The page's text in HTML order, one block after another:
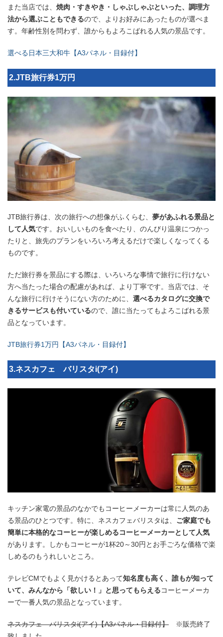
また当店では、 焼肉・すきやき・しゃぶしゃぶといった、調理方
法から選ぶこともできるので、よりお好みにあったものが選べま
す。年齢性別を問わず、誰からもよろこばれる人気の景品です。
選べる日本三大和牛【A3パネル・目録付】
2.JTB旅行券1万円
JTB旅行券は、次の旅行への想像がふくらむ、 夢があふれる景品と
して人気です。おいしいものを食べたり、のんびり温泉につかっ
たりと、旅先のプランをいろいろ考えるだけで楽しくなってくる
ものです。
ただ旅行券を景品にする際は、いろいろな事情で旅行に行けない
方へ当たった場合の配慮があれば、より丁寧です。当店では、そ
んな旅行に行けそうにない方のために、 選べるカタログに交換で
きるサービスも付いているので、誰に当たってもよろこばれる景
品となっています。
JTB旅行券1万円【A3パネル・目録付】
3.ネスカフェ バリスタi(アイ)
キッチン家電の景品のなかでもコーヒーメーカーは常に人気のあ
る景品のひとつです。特に、ネスカフェバリスタiは、 ご家庭でも
簡単に本格的なコーヒーが楽しめるコーヒーメーカーとして人気
があります。しかもコーヒーが1杯20～30円とお手ごろな価格で楽
しめるのもうれしいところ。
テレビCMでもよく見かけるとあって知名度も高く、誰もが知って
いて、みんなから「欲しい！」と思ってもらえるコーヒーメーカ
ーで一番人気の景品となっています。
ネスカフェ バリスタi(アイ)【A3パネル・目録付】 ※販売終了